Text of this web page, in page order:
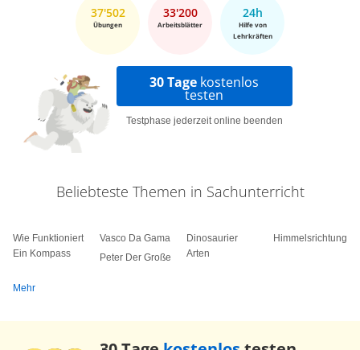
37'502
Übungen
33'200
Arbeitsblätter
24h
Hilfe von
Lehrkräften
30 Tage kostenlos
testen
Testphase jederzeit online beenden
Beliebteste Themen in Sachunterricht
Wie Funktioniert
Ein Kompass
Vasco Da Gama
Peter Der Große
Dinosaurier
Arten
Himmelsrichtungen
Mehr